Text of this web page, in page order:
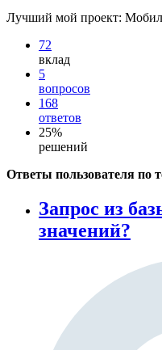
Лучший мой проект:
72
вклад
5
вопросов
168
ответов
25%
решений
Ответы пользователя по
Запрос из
значений?